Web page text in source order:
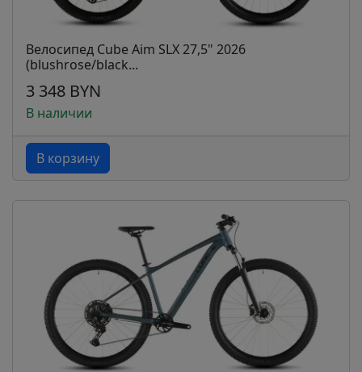
Велосипед Cube Aim SLX 27,5" 2026
(blushrose/black...
3 348 BYN
В наличии
В корзину